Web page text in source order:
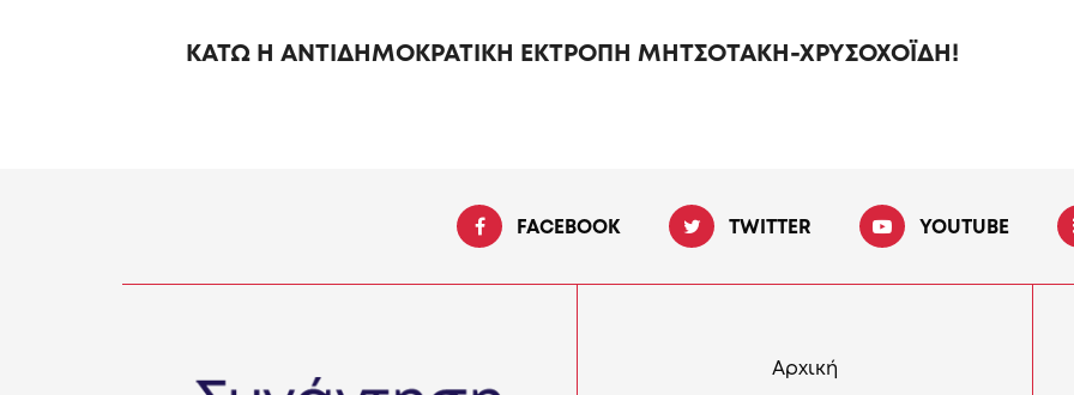
ΚΑΤΩ Η ΑΝΤΙΔΗΜΟΚΡΑΤΙΚΗ ΕΚΤΡΟΠΗ ΜΗΤΣΟΤΑΚΗ-ΧΡΥΣΟΧΟΪΔΗ!
FACEBOOK TWITTER YOUTUBE
Αρχική